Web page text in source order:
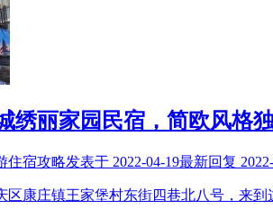
绣丽家园民宿，简欧风格
住宿攻略发表于 2022-04-19最新回复
区康庄镇王家堡村东街四巷北八号，来